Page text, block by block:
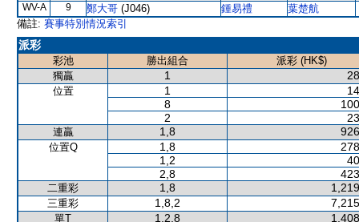
WV-A 9 鄭大哥 (J046) 鍾易禮
葉楚航
備註: 賽事特別情況索引
派彩
彩池 勝出組合
派彩 (HK$)
獨贏
1
位置 1
8
2
連贏 1,8
位置Q 1,8
1,2
2,8
二重彩 1,8
三重彩 1,8,2
單T 1,2,8